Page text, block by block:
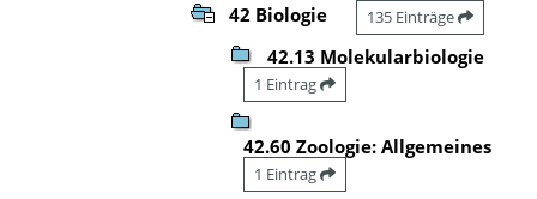
42 Biologie 135 Einträge
42.13 Molekularbiologie
1 Eintrag
42.60 Zoologie: Allgemeines
1 Eintrag